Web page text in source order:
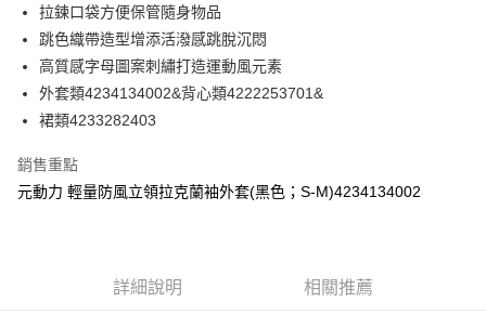
元大商業銀行
玉山商業銀行
星展（台灣）商業銀行
台灣樂天信用卡公司
悠遊付
全盈+PAY
大哥付你分期
相關說明
1.本服務由台灣大哥大提供，台灣大哥大用戶可立即使用無須另外申請。
2.付款方式選擇「大哥付你分期」，訂單成立後會自動跳轉到大哥付的交易
消。如遇「轉專審核」未通過狀況，表示未達大哥付你分期系統評分，恕無
AFTEE先享後付
相關說明
２．便利：只要手機號碼，簡訊認證，即可結帳。
拉鍊口袋方便保管隨身物品
跳色織帶造型增添活潑感跳脫沉悶
高質感字母圖案刺繡打造運動風元素
外套類4234134002&背心類4222253701&
裙類4233282403
銷售重點
元動力 輕量防風立領拉克蘭袖外套(黑色；S-M)4234134002
詳細說明 相關推薦